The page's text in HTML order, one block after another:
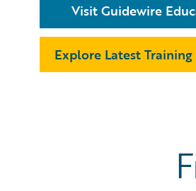
Visit Guidewire
Explore Latest Training